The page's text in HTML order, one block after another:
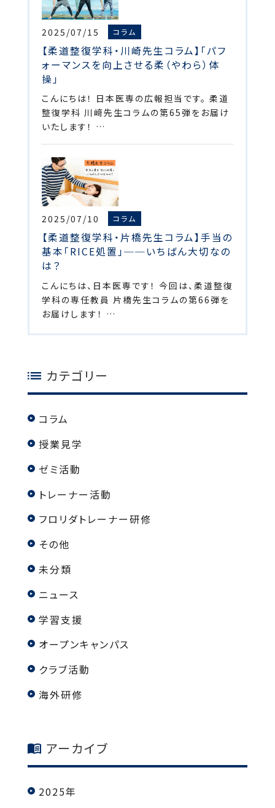
2025/07/15 コラム
【柔道整復学科・川崎先生コラム】「パフ
ォーマンスを向上させる柔（やわら）体
操」
こんにちは！ 日本医専の広報担当です。 柔道
整復学科 川﨑先生コラムの第65弾をお届け
いたします！ …
2025/07/10 コラム
【柔道整復学科・片橋先生コラム】手当の
基本「RICE処置」──いちばん大切なの
は？
こんにちは、日本医専です！ 今回は、柔道整復
学科の専任教員 片橋先生コラムの第66弾を
お届けします！ …
カテゴリー
コラム
授業見学
ゼミ活動
トレーナー活動
フロリダトレーナー研修
その他
未分類
ニュース
学習支援
オープンキャンパス
クラブ活動
海外研修
アーカイブ
2025年